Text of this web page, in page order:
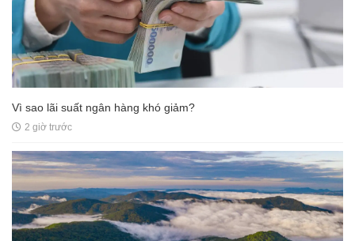
Vì sao lãi suất ngân hàng khó giảm?
2 giờ trước